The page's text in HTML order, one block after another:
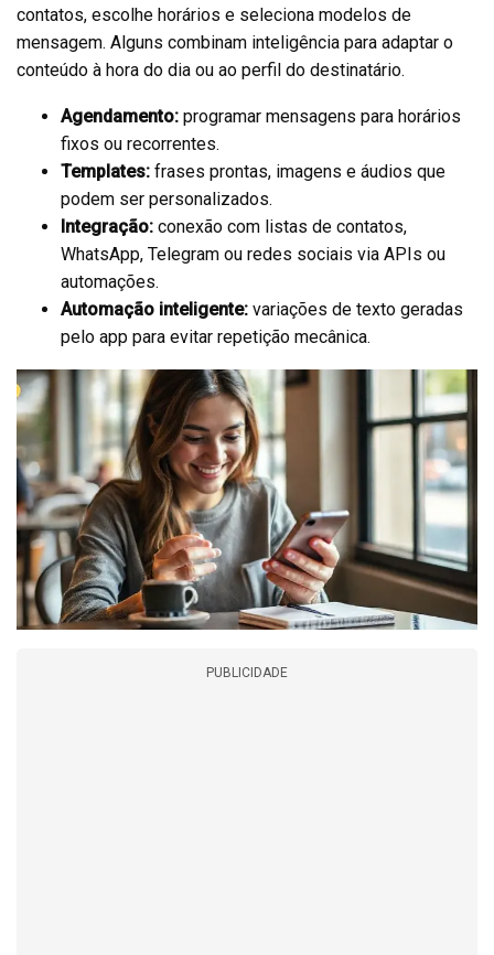
contatos, escolhe horários e seleciona modelos de
mensagem. Alguns combinam inteligência para adaptar o
conteúdo à hora do dia ou ao perfil do destinatário.
Agendamento: programar mensagens para horários
fixos ou recorrentes.
Templates: frases prontas, imagens e áudios que
podem ser personalizados.
Integração: conexão com listas de contatos,
WhatsApp, Telegram ou redes sociais via APIs ou
automações.
Automação inteligente: variações de texto geradas
pelo app para evitar repetição mecânica.
PUBLICIDADE